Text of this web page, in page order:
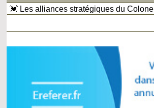
💓 Les alliances stratégiques du Colonel